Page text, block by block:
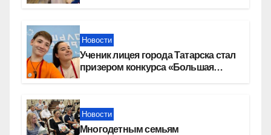
Новости
Ученик лицея города Татарска стал
призером конкурса «Большая
Новости
Многодетным семьям